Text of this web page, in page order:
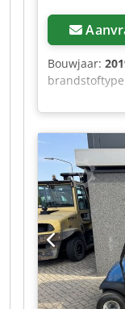
Bouwjaar:
Golfcar
gestuurd
voorraad, zie
de Wert
voorraad van
garanties. (zie
een
vrijblijvend
wij zijn niet
Trading B.V.
Dcjdpfx